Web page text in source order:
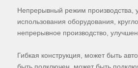
Непрерывный режим производства,
использования оборудования,
непрерывное производство,
Гибкая конструкция, может быть